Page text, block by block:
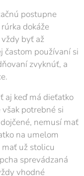
postupne
dokáže
byť až
častom používaní si
zvyknúť, a
aj keď má dieťatko
potrebné si
nemusí mať
na umelom
už stolicu
sprevádzaná
vhodné